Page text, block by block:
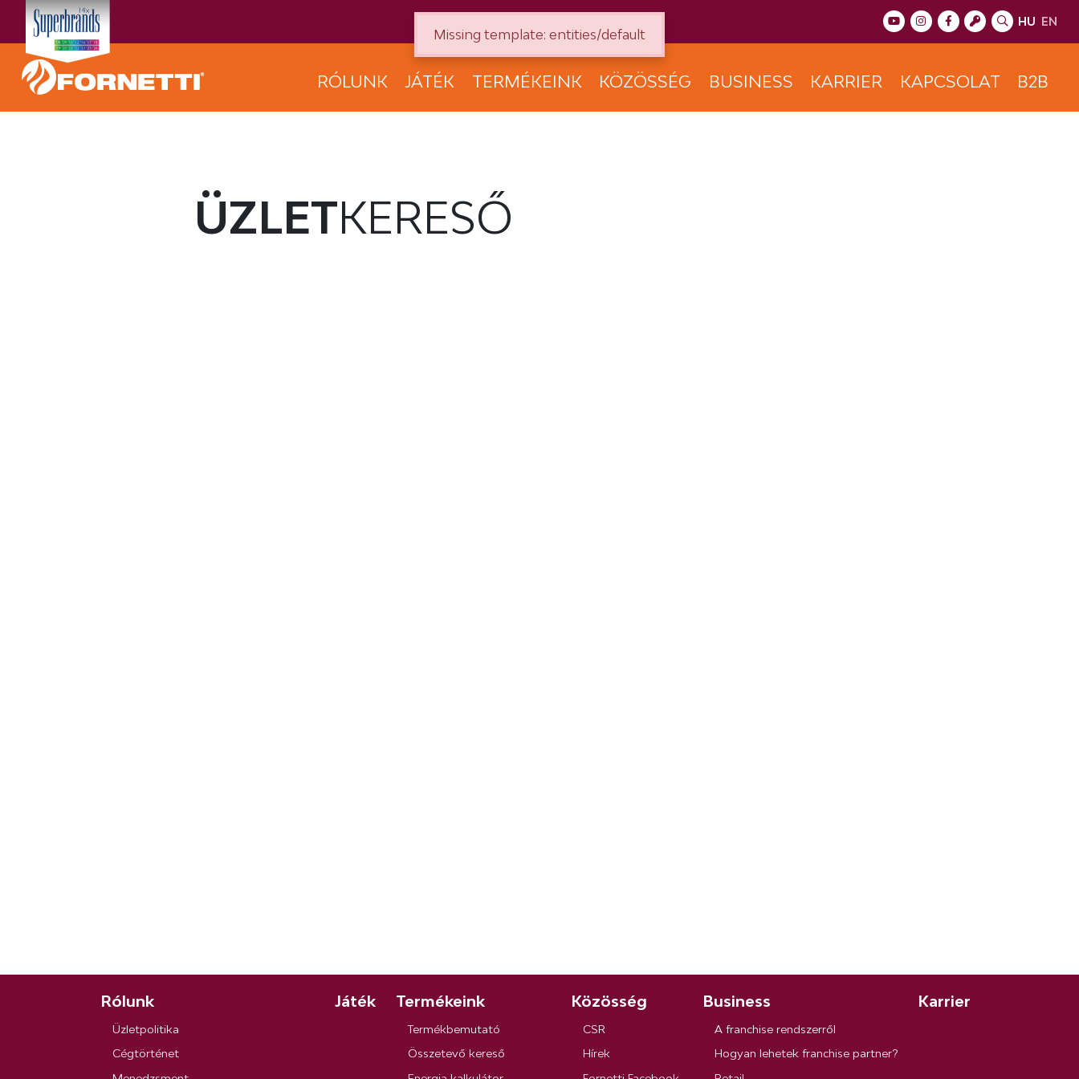
HU EN
RÓLUNK JÁTÉK TERMÉKEINK KÖZÖSSÉG BUSINESS KARRIER KAPCSOLAT B2B
ÜZLETKERESŐ
Rólunk
Üzletpolitika
Cégtörténet
Játék Termékeink
Termékbemutató
Összetevő kereső
Közösség
CSR
Hírek
Business
A franchise rendszerről
Hogyan lehetek franchise partner?
Karrier
Missing template: entities/default